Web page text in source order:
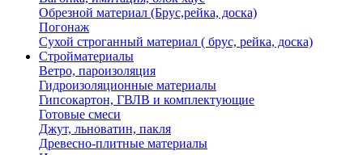
Обрезной материал (Брус,рейка, доска)
Погонаж
Сухой строганный материал ( брус, рейка, доска)
Стройматериалы
Ветро, пароизоляция
Гидроизоляционные материалы
Гипсокартон, ГВЛВ и комплектующие
Готовые смеси
Джут, льноватин, пакля
Древесно-плитные материалы